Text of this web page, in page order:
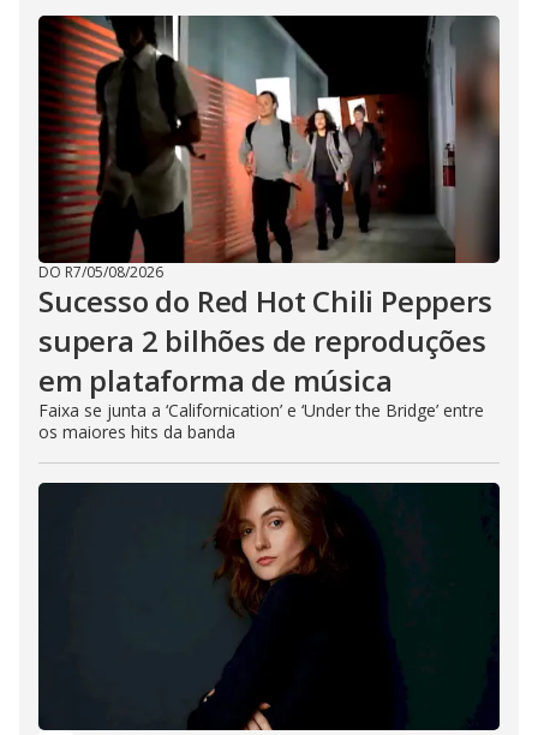
DO R7/05/08/2026
Sucesso do Red Hot Chili Peppers
supera 2 bilhões de reproduções
em plataforma de música
Faixa se junta a ‘Californication’ e ‘Under the Bridge’ entre
os maiores hits da banda